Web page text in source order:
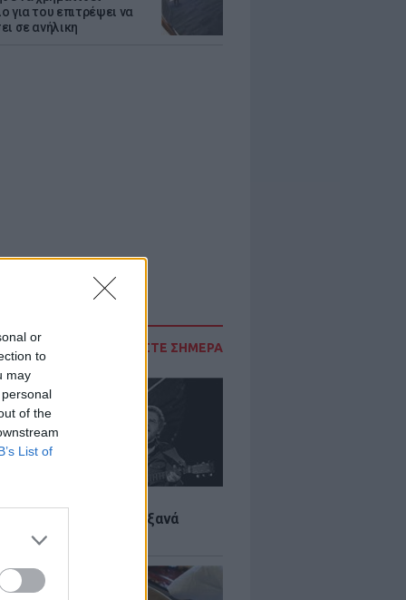
or
to
may
of the
List of
για του επιτρέψει να
σε ανήλικη
ΔΙΑΒΑΣΤΕ ΣΗΜΕΡΑ
wonders που έγιναν ξανά
από… ατύχημα